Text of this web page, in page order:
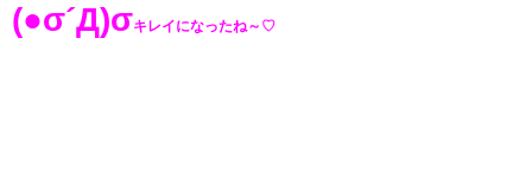
(●σ´Д)σキレイになったね～♡